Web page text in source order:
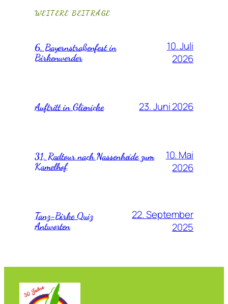
WEITERE BEITRÄGE
6. Bayernstraßenfest in
Birkenwerder
10. Juli
2026
Auftritt in Glienicke 23. Juni 2026
31. Radtour nach Nassenheide zum
Kamelhof
10. Mai
2026
Tanz-Birke Quiz
Antworten
22. September
2025